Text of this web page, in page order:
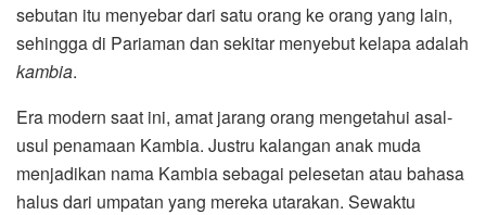
sebutan itu menyebar dari satu orang ke orang yang lain,
sehingga di Pariaman dan sekitar menyebut kelapa adalah
kambia.
Era modern saat ini, amat jarang orang mengetahui asal-
usul penamaan Kambia. Justru kalangan anak muda
menjadikan nama Kambia sebagai pelesetan atau bahasa
halus dari umpatan yang mereka utarakan. Sewaktu